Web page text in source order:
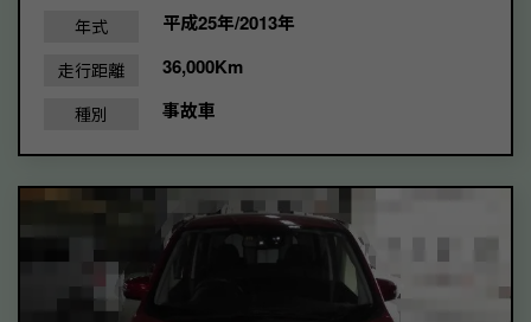
年式 平成25年/2013年
走行距離 36,000Km
種別 事故車